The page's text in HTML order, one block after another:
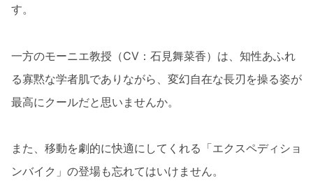
す。
一方のモーニエ教授（CV：石見舞菜香）は、知性あふれ
る寡黙な学者肌でありながら、変幻自在な長刃を操る姿が
最高にクールだと思いませんか。
また、移動を劇的に快適にしてくれる「エクスペディショ
ンバイク」の登場も忘れてはいけません。